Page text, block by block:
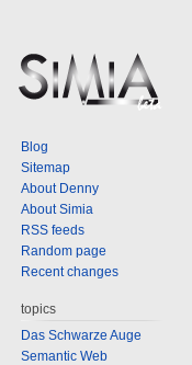
Blog
Sitemap
About Denny
About Simia
RSS feeds
Random page
Recent changes
topics
Das Schwarze Auge
Semantic Web